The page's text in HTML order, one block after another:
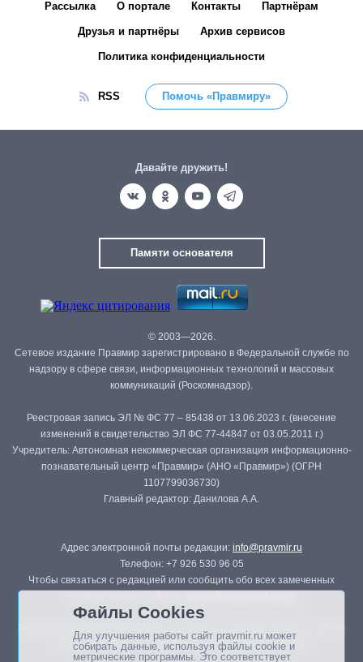
Рассылка О портале Контакты Партнёрам
Друзья и партнёры Архив сервисов
Политика конфиденциальности
RSS Помочь «Правмиру»
Давайте дружить!
Памяти основателя
© 2003—2026.
Сетевое издание Правмир зарегистрировано в Федеральной службе по
надзору в сфере связи, информационных технологий и массовых
коммуникаций (Роскомнадзор).
Реестровая запись ЭЛ № ФС 77 – 85438 от 13.06.2023 г. (внесение
изменений в свидетельство ЭЛ ФС 77-44847 от 03.05.2011 г.)
Учредитель: Автономная некоммерческая организация информационно-
познавательный центр «Правмир» (АНО «Правмир») (ОГРН
1107799036730)
Главный редактор: Данилова А.А.
Адрес электронной почты редакции: info@pravmir.ru
Телефон: +7 926 530 96 05
Чтобы связаться с редакцией или сообщить обо всех замеченных
Републикация материалов сайта в печатных изданиях (книгах, прессе)
возможна только с письменного разрешения редакции.
Файлы Cookies
Для улучшения работы сайт pravmir.ru может
собирать данные, используя файлы cookie и
метрические программы. Это соответствует